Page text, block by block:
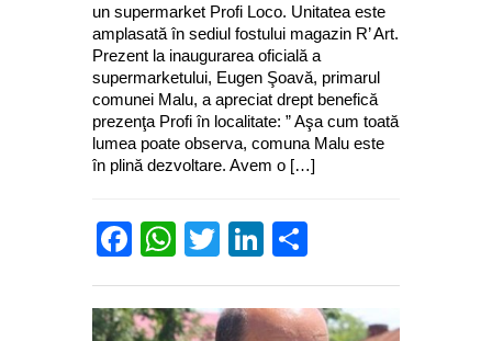
un supermarket Profi Loco. Unitatea este
amplasată în sediul fostului magazin R’ Art.
Prezent la inaugurarea oficială a
supermarketului, Eugen Şoavă, primarul
comunei Malu, a apreciat drept benefică
prezenţa Profi în localitate: ” Aşa cum toată
lumea poate observa, comuna Malu este
în plină dezvoltare. Avem o […]
Facebook
WhatsApp
TwitterLinkedIn